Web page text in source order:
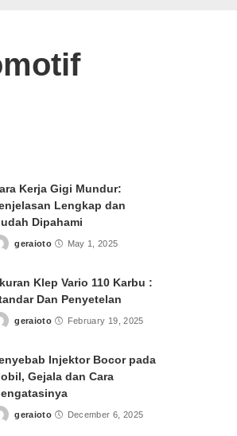
Kerja Gigi Mundur:
Lengkap dan
Dipahami
geraioto May 1, 2025
Klep Vario 110 Karbu :
Dan Penyetelan
geraioto February 19, 2025
Injektor Bocor pada
Gejala dan Cara
geraioto December 6, 2025